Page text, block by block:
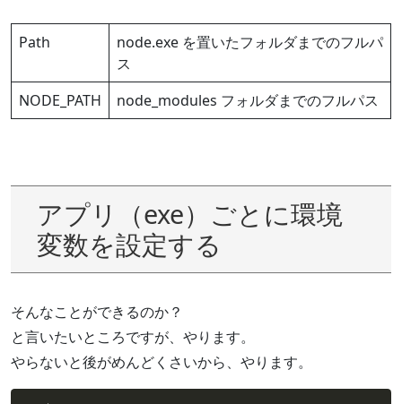
Path
node.exe を置いたフォルダまでのフルパ
ス
NODE_PATH
node_modules フォルダまでのフルパス
アプリ（exe）ごとに環境
変数を設定する
そんなことができるのか？
と言いたいところですが、やります。
やらないと後がめんどくさいから、やります。